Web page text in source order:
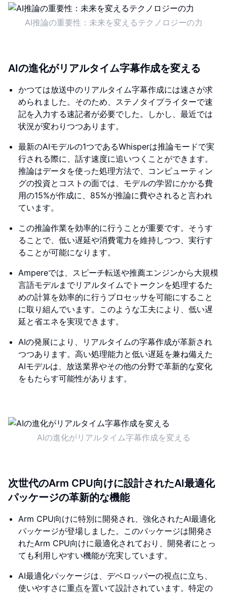
AI推論の重要性：未来を変えるテクノロジーの力
AIの進化がリアルタイム字幕作成を変える
かつては放送中のリアルタイム字幕作成には速さが求
められました。そのため、ステノタイプライターで速
記を入力する速記者が必要でした。しかし、最近では
状況が変わりつつあります。
最新のAIモデルの1つであるWhisperは推論モードで実
行される際に、話す速度に追いつくことができます。
推論はデータを使った処理方法で、コンピューティン
グの投資とコストの面では、モデルの学習にかかる費
用の15%が作成に、85%が推論に費やされると言われ
ています。
この推論作業を効率的に行うことが重要です。そうす
ることで、低い遅延や消費電力を維持しつつ、実行す
ることが可能になります。
Ampereでは、スピーチ転送や推薦エンジンから大規模
言語モデルまでリアルタイムでトークンを処理するた
めの計算を効率的に行うプロセッサを可能にすること
に取り組んでいます。このような工夫により、低い遅
延と省エネを実現できます。
AIの発展により、リアルタイムの字幕作成が革新され
つつあります。高い処理能力と低い遅延を兼ね備えた
AIモデルは、放送業界やその他の分野で革新的な変化
をもたらす可能性があります。
AIの進化がリアルタイム字幕作成を変える
次世代のArm CPU向けに設計されたAI最適化
パッケージの革新的な機能
Arm CPU向けに特別に開発され、強化されたAI最適化
パッケージが登場しました。このパッケージは開発さ
れたArm CPU向けに最適化されており、開発者にとっ
ても利用しやすい機能が充実しています。
AI最適化パッケージは、デベロッパーの視点に立ち、
使いやすさに重点を置いて設計されています。特定の